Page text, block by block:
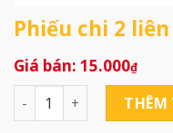
Phiếu chi 2
15.000₫
Phiếu chi 2 liên 100 tờ
THÊM